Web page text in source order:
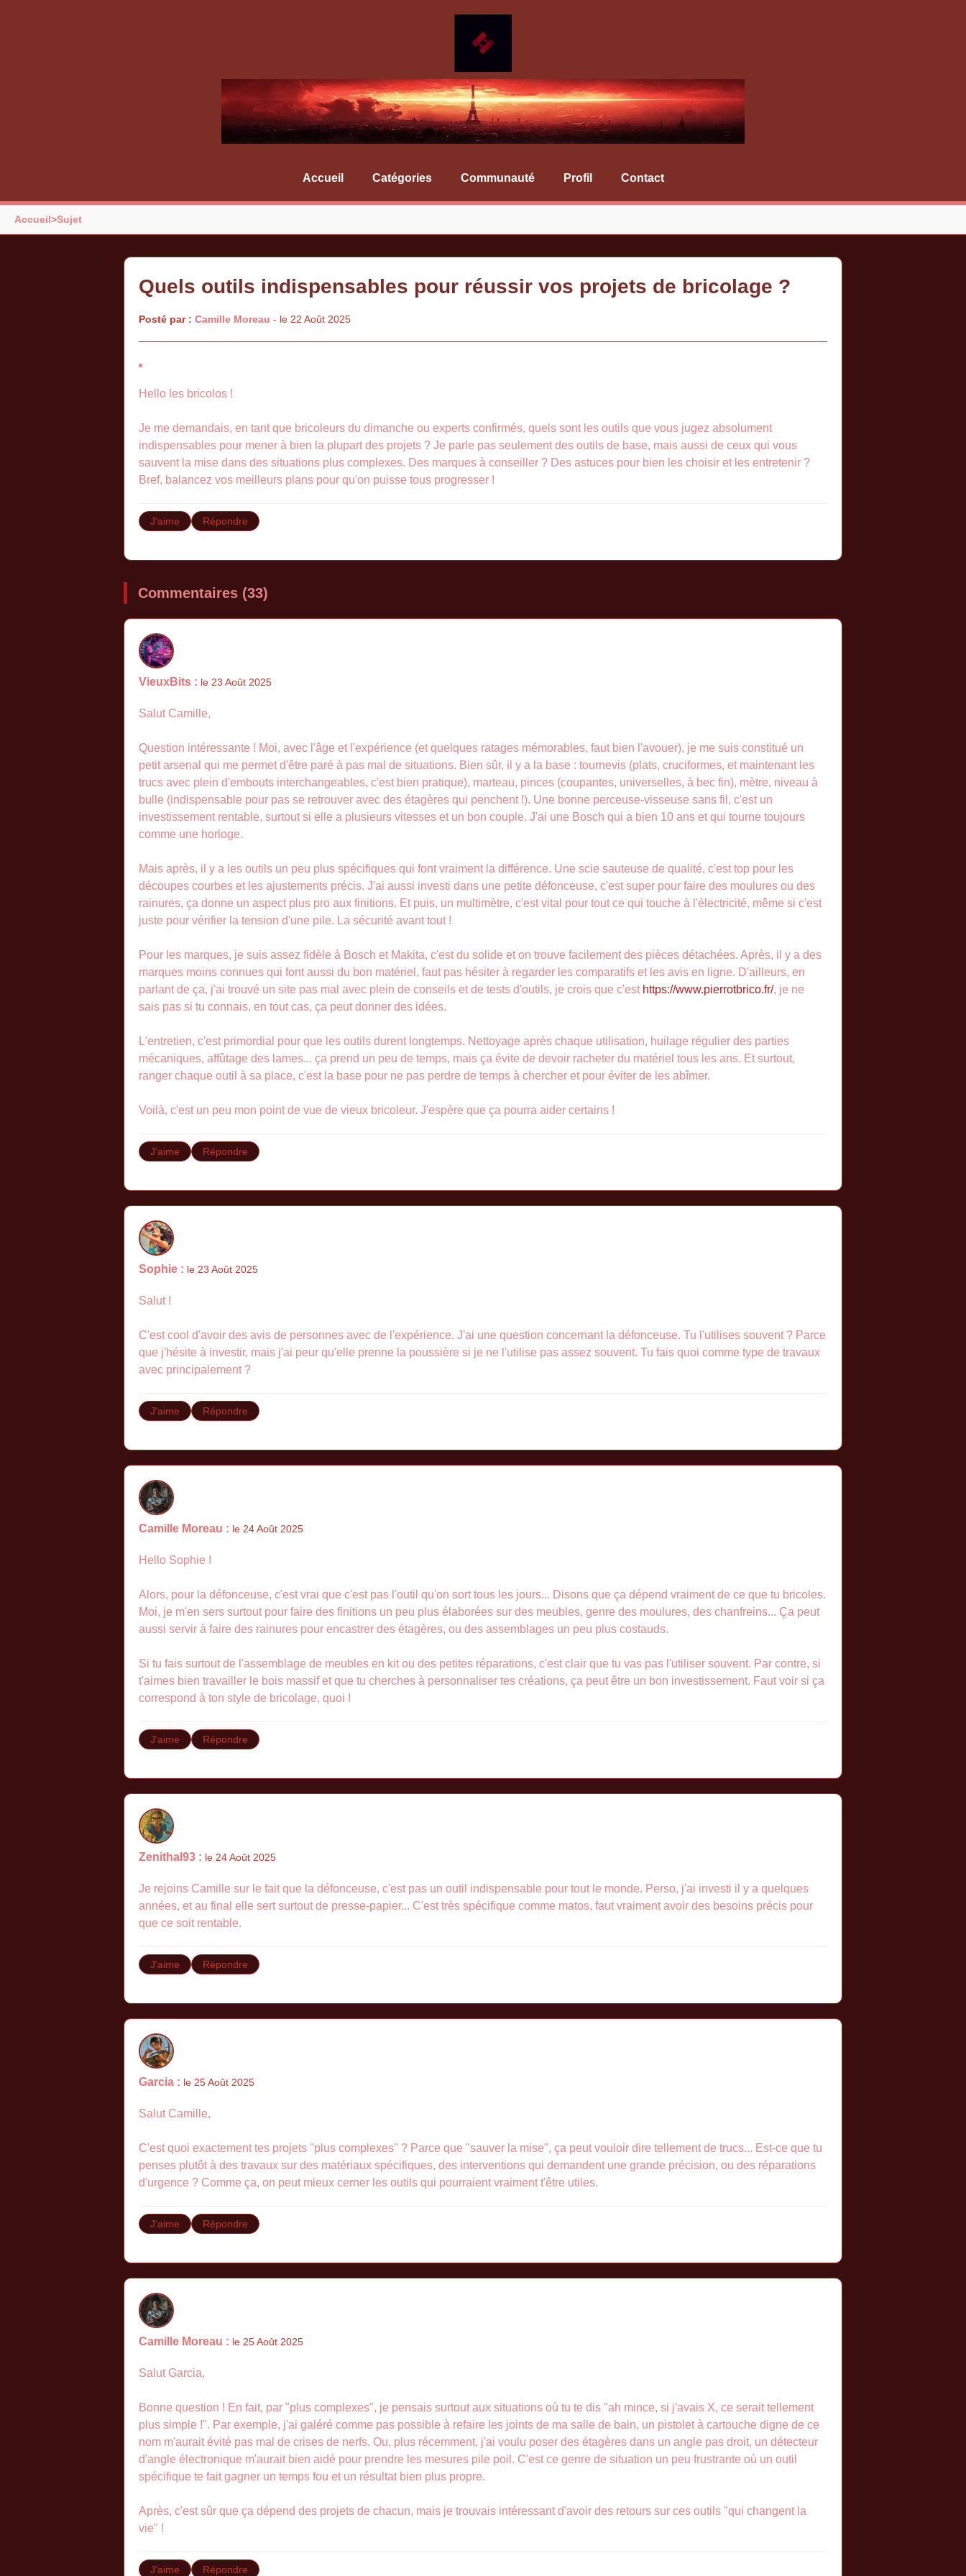
Accueil Catégories Communauté Profil Contact
Accueil>Sujet
Quels outils indispensables pour réussir vos projets de bricolage ?
Posté par : Camille Moreau - le 22 Août 2025
Hello les bricolos !
Je me demandais, en tant que bricoleurs du dimanche ou experts confirmés, quels sont les outils que vous jugez absolument
indispensables pour mener à bien la plupart des projets ? Je parle pas seulement des outils de base, mais aussi de ceux qui vous
sauvent la mise dans des situations plus complexes. Des marques à conseiller ? Des astuces pour bien les choisir et les entretenir ?
Bref, balancez vos meilleurs plans pour qu'on puisse tous progresser !
J'aime Répondre
Commentaires (33)
VieuxBits : le 23 Août 2025
Salut Camille,
Question intéressante ! Moi, avec l'âge et l'expérience (et quelques ratages mémorables, faut bien l'avouer), je me suis constitué un
petit arsenal qui me permet d'être paré à pas mal de situations. Bien sûr, il y a la base : tournevis (plats, cruciformes, et maintenant les
trucs avec plein d'embouts interchangeables, c'est bien pratique), marteau, pinces (coupantes, universelles, à bec fin), mètre, niveau à
bulle (indispensable pour pas se retrouver avec des étagères qui penchent !). Une bonne perceuse-visseuse sans fil, c'est un
investissement rentable, surtout si elle a plusieurs vitesses et un bon couple. J'ai une Bosch qui a bien 10 ans et qui tourne toujours
comme une horloge.
Mais après, il y a les outils un peu plus spécifiques qui font vraiment la différence. Une scie sauteuse de qualité, c'est top pour les
découpes courbes et les ajustements précis. J'ai aussi investi dans une petite défonceuse, c'est super pour faire des moulures ou des
rainures, ça donne un aspect plus pro aux finitions. Et puis, un multimètre, c'est vital pour tout ce qui touche à l'électricité, même si c'est
juste pour vérifier la tension d'une pile. La sécurité avant tout !
Pour les marques, je suis assez fidèle à Bosch et Makita, c'est du solide et on trouve facilement des pièces détachées. Après, il y a des
marques moins connues qui font aussi du bon matériel, faut pas hésiter à regarder les comparatifs et les avis en ligne. D'ailleurs, en
parlant de ça, j'ai trouvé un site pas mal avec plein de conseils et de tests d'outils, je crois que c'est https://www.pierrotbrico.fr/, je ne
sais pas si tu connais, en tout cas, ça peut donner des idées.
L'entretien, c'est primordial pour que les outils durent longtemps. Nettoyage après chaque utilisation, huilage régulier des parties
mécaniques, affûtage des lames... ça prend un peu de temps, mais ça évite de devoir racheter du matériel tous les ans. Et surtout,
ranger chaque outil à sa place, c'est la base pour ne pas perdre de temps à chercher et pour éviter de les abîmer.
Voilà, c'est un peu mon point de vue de vieux bricoleur. J'espère que ça pourra aider certains !
J'aime Répondre
Sophie : le 23 Août 2025
Salut !
C'est cool d'avoir des avis de personnes avec de l'expérience. J'ai une question concernant la défonceuse. Tu l'utilises souvent ? Parce
que j'hésite à investir, mais j'ai peur qu'elle prenne la poussière si je ne l'utilise pas assez souvent. Tu fais quoi comme type de travaux
avec principalement ?
J'aime Répondre
Camille Moreau : le 24 Août 2025
Hello Sophie !
Alors, pour la défonceuse, c'est vrai que c'est pas l'outil qu'on sort tous les jours... Disons que ça dépend vraiment de ce que tu bricoles.
Moi, je m'en sers surtout pour faire des finitions un peu plus élaborées sur des meubles, genre des moulures, des chanfreins... Ça peut
aussi servir à faire des rainures pour encastrer des étagères, ou des assemblages un peu plus costauds.
Si tu fais surtout de l'assemblage de meubles en kit ou des petites réparations, c'est clair que tu vas pas l'utiliser souvent. Par contre, si
t'aimes bien travailler le bois massif et que tu cherches à personnaliser tes créations, ça peut être un bon investissement. Faut voir si ça
correspond à ton style de bricolage, quoi !
J'aime Répondre
Zenithal93 : le 24 Août 2025
Je rejoins Camille sur le fait que la défonceuse, c'est pas un outil indispensable pour tout le monde. Perso, j'ai investi il y a quelques
années, et au final elle sert surtout de presse-papier... C'est très spécifique comme matos, faut vraiment avoir des besoins précis pour
que ce soit rentable.
J'aime Répondre
Garcia : le 25 Août 2025
Salut Camille,
C'est quoi exactement tes projets "plus complexes" ? Parce que "sauver la mise", ça peut vouloir dire tellement de trucs... Est-ce que tu
penses plutôt à des travaux sur des matériaux spécifiques, des interventions qui demandent une grande précision, ou des réparations
d'urgence ? Comme ça, on peut mieux cerner les outils qui pourraient vraiment t'être utiles.
J'aime Répondre
Camille Moreau : le 25 Août 2025
Salut Garcia,
Bonne question ! En fait, par "plus complexes", je pensais surtout aux situations où tu te dis "ah mince, si j'avais X, ce serait tellement
plus simple !". Par exemple, j'ai galéré comme pas possible à refaire les joints de ma salle de bain, un pistolet à cartouche digne de ce
nom m'aurait évité pas mal de crises de nerfs. Ou, plus récemment, j'ai voulu poser des étagères dans un angle pas droit, un détecteur
d'angle électronique m'aurait bien aidé pour prendre les mesures pile poil. C'est ce genre de situation un peu frustrante où un outil
spécifique te fait gagner un temps fou et un résultat bien plus propre.
Après, c'est sûr que ça dépend des projets de chacun, mais je trouvais intéressant d'avoir des retours sur ces outils "qui changent la
vie" !
J'aime Répondre